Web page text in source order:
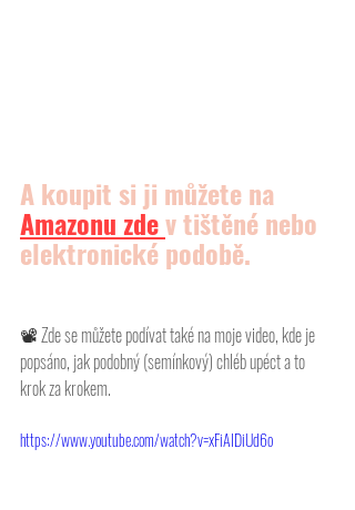
A koupit si ji můžete na
Amazonu zde v tištěné nebo
elektronické podobě.
📽 Zde se můžete podívat také na moje video, kde je
popsáno, jak podobný (semínkový) chléb upéct a to
krok za krokem.
https://www.youtube.com/watch?v=xFiAIDiUd6o